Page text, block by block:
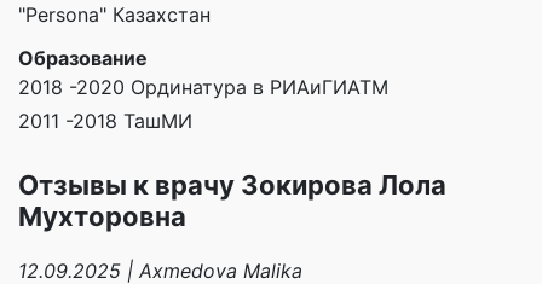
"Persona" Казахстан
Образование
2018 -2020 Ординатура в РИАиГИАТМ
2011 -2018 ТашМИ
Отзывы к врачу Зокирова Лола
Мухторовна
12.09.2025 | Axmedova Malika